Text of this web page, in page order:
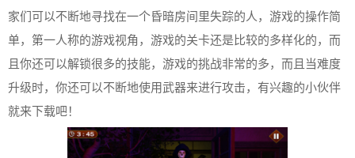
家们可以不断地寻找在一个昏暗房间里失踪的人，游戏的操作简
单，第一人称的游戏视角，游戏的关卡还是比较的多样化的，而
且你还可以解锁很多的技能，游戏的挑战非常的多，而且当难度
升级时，你还可以不断地使用武器来进行攻击，有兴趣的小伙伴
就来下载吧！